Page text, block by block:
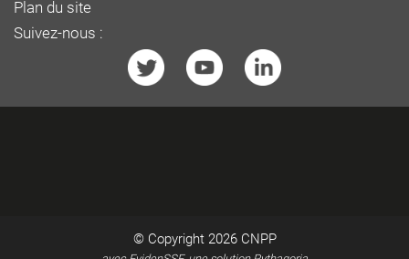
Plan du site
Suivez-nous :
© Copyright 2026 CNPP